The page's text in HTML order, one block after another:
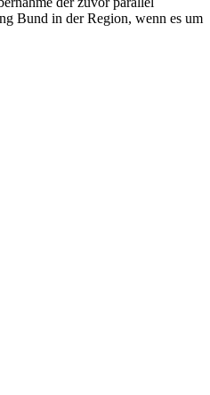
Bund in der Region, wenn es um